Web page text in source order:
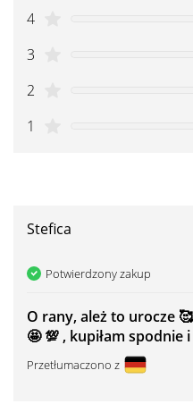
4
3
2
1
Stefica
Potwierdzony zakup
O rany, ależ to urocze
🤩 💯 , kupiłam spodnie
Przetłumaczono z